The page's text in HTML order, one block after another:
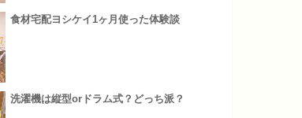
食材宅配ヨシケイ1ヶ月使った体験談
洗濯機は縦型orドラム式？どっち派？